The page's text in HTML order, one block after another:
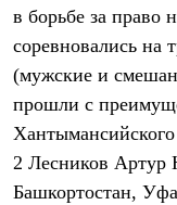
Брюки
Флисовая одежда
Куртки
Брюки
Термобелье
Теплое термобелье
Среднее термобелье
Легкое термобелье
Лёгкая одежда
в борьбе за право
соревновались на
(мужские и
прошли с
2 Лесников
Башкортостан,